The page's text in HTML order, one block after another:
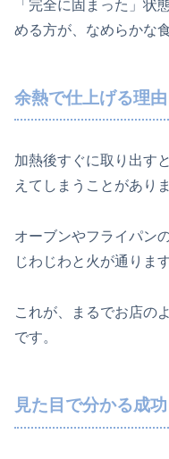
「完全に固まった」状
める方が、なめらかな
余熱で仕上げる理由
加熱後すぐに取り出す
えてしまうことがありま
オーブンやフライパン
じわじわと火が通ります
これが、まるでお店の
です。
見た目で分かる成